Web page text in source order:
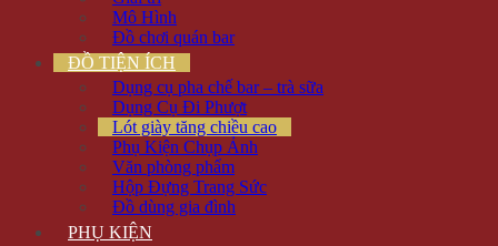
Mô Hình
Đồ chơi quán bar
ĐỒ TIỆN ÍCH
Dụng cụ pha chế bar – trà sữa
Dụng Cụ Đi Phượt
Lót giày tăng chiều cao
Phụ Kiện Chụp Ảnh
Văn phòng phẩm
Hộp Đựng Trang Sức
Đồ dùng gia đình
PHỤ KIỆN